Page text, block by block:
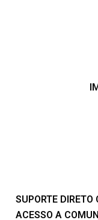
SUPORTE
ACESSO A